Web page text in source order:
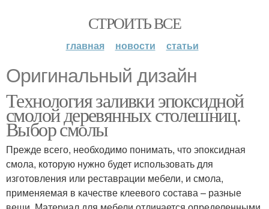
СТРОИТЬ ВСЕ
главная новости статьи
Оригинальный дизайн
Технология заливки эпоксидной
смолой деревянных столешниц.
Выбор смолы
Прежде всего, необходимо понимать, что эпоксидная
смола, которую нужно будет использовать для
изготовления или реставрации мебели, и смола,
применяемая в качестве клеевого состава – разные